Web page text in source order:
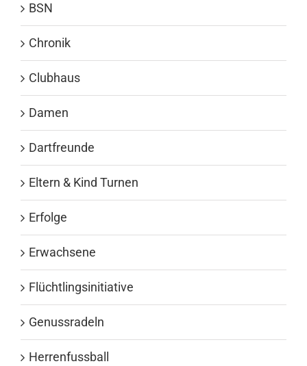
BSN
Chronik
Clubhaus
Damen
Dartfreunde
Eltern & Kind Turnen
Erfolge
Erwachsene
Flüchtlingsinitiative
Genussradeln
Herrenfussball